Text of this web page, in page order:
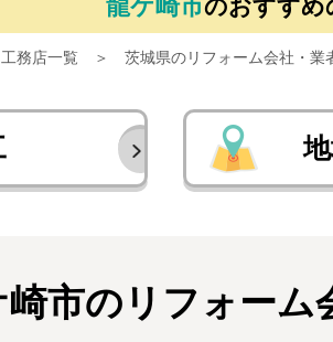
龍ケ崎市のおすすめ
務店一覧 茨城県のリフォーム会社・業
市のリフォーム